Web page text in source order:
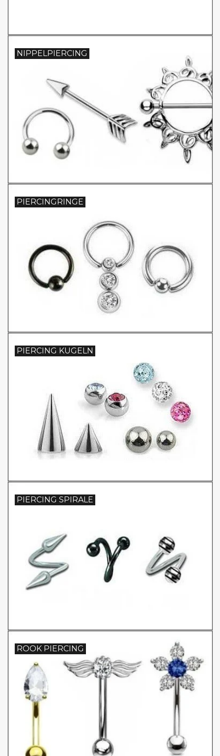
NIPPELPIERCING
PIERCINGRINGE
PIERCING KUGELN
PIERCING SPIRALE
ROOK PIERCING